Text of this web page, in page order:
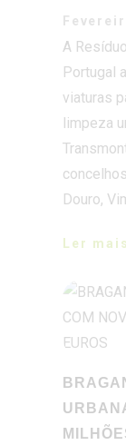
viaturas
limpeza
Douro,
Ler
O